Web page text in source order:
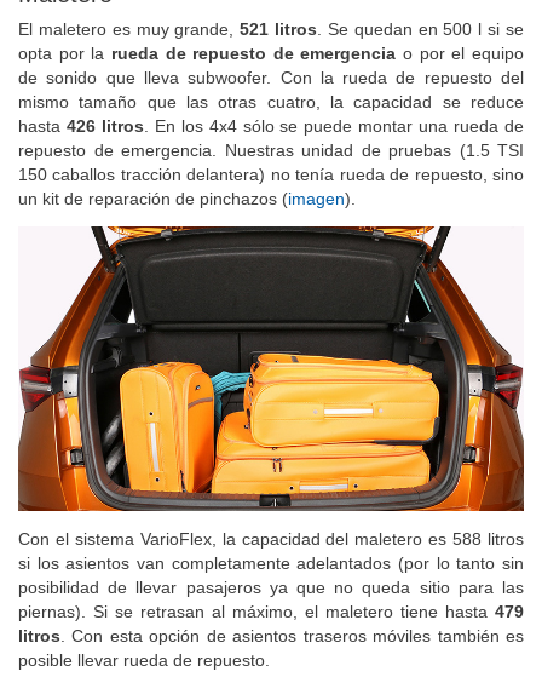
El maletero es muy grande,521 litros . Se quedan en 500 l si se
opta por la rueda de repuesto de emergencia o por el equipo
de sonido que lleva subwoofer. Con la rueda de repuesto del
mismo tamaño que las otras cuatro, la capacidad se reduce
hasta 426 litros . En los 4x4 sólo se puede montar una rueda de
repuesto de emergencia. Nuestras unidad de pruebas (1.5 TSI
150 caballos tracción delantera) no tenía rueda de repuesto, sino
un kit de reparación de pinchazos (imagen).
Con el sistema VarioFlex, la capacidad del maletero es 588 litros
si los asientos van completamente adelantados (por lo tanto sin
posibilidad de llevar pasajeros ya que no queda sitio para las
piernas). Si se retrasan al máximo, el maletero tiene hasta 479
litros . Con esta opción de asientos traseros móviles también es
posible llevar rueda de repuesto.